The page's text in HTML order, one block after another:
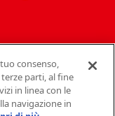
consenso,
parti, al fine
in linea con le
navigazione in